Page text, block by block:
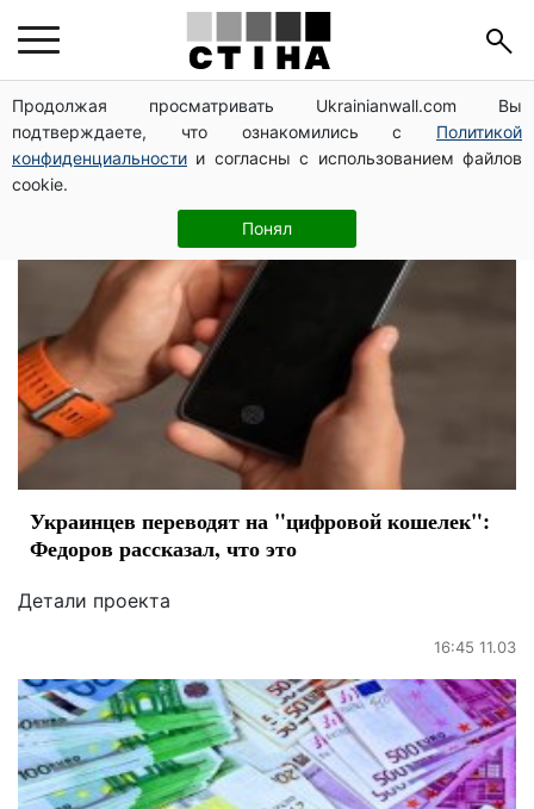
Продолжая просматривать Ukrainianwall.com Вы
подтверждаете, что ознакомились с Политикой
конфиденциальности и согласны с использованием файлов
cookie.
Понял
проекты
Украинцев переводят на "цифровой кошелек":
Федоров рассказал, что это
Детали проекта
16:45 11.03